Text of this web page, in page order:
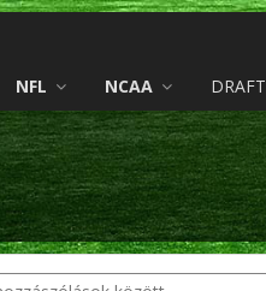
NFL NCAA DRAFT